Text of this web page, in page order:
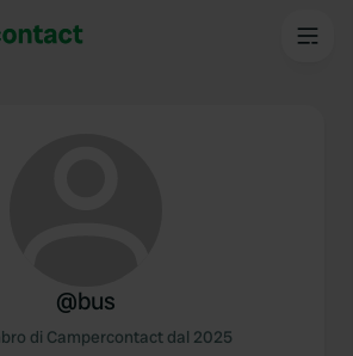
@bus
di Campercontact dal 2025